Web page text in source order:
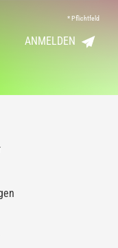
*Pflichtfeld
ANMELDEN